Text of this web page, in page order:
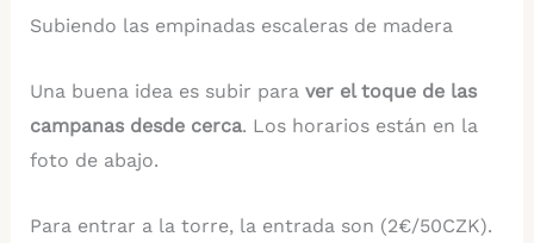
Subiendo las empinadas escaleras de madera
Una buena idea es subir para ver el toque de las
campanas desde cerca. Los horarios están en la
foto de abajo.
Para entrar a la torre, la entrada son (2€/50CZK).